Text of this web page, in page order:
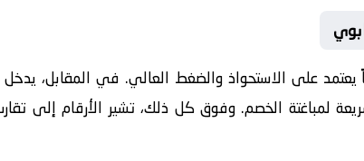
يعتمد على الاستحواذ والضغط العالي. في المقابل، يدخل
لمباغتة الخصم. وفوق كل ذلك، تشير الأرقام إلى